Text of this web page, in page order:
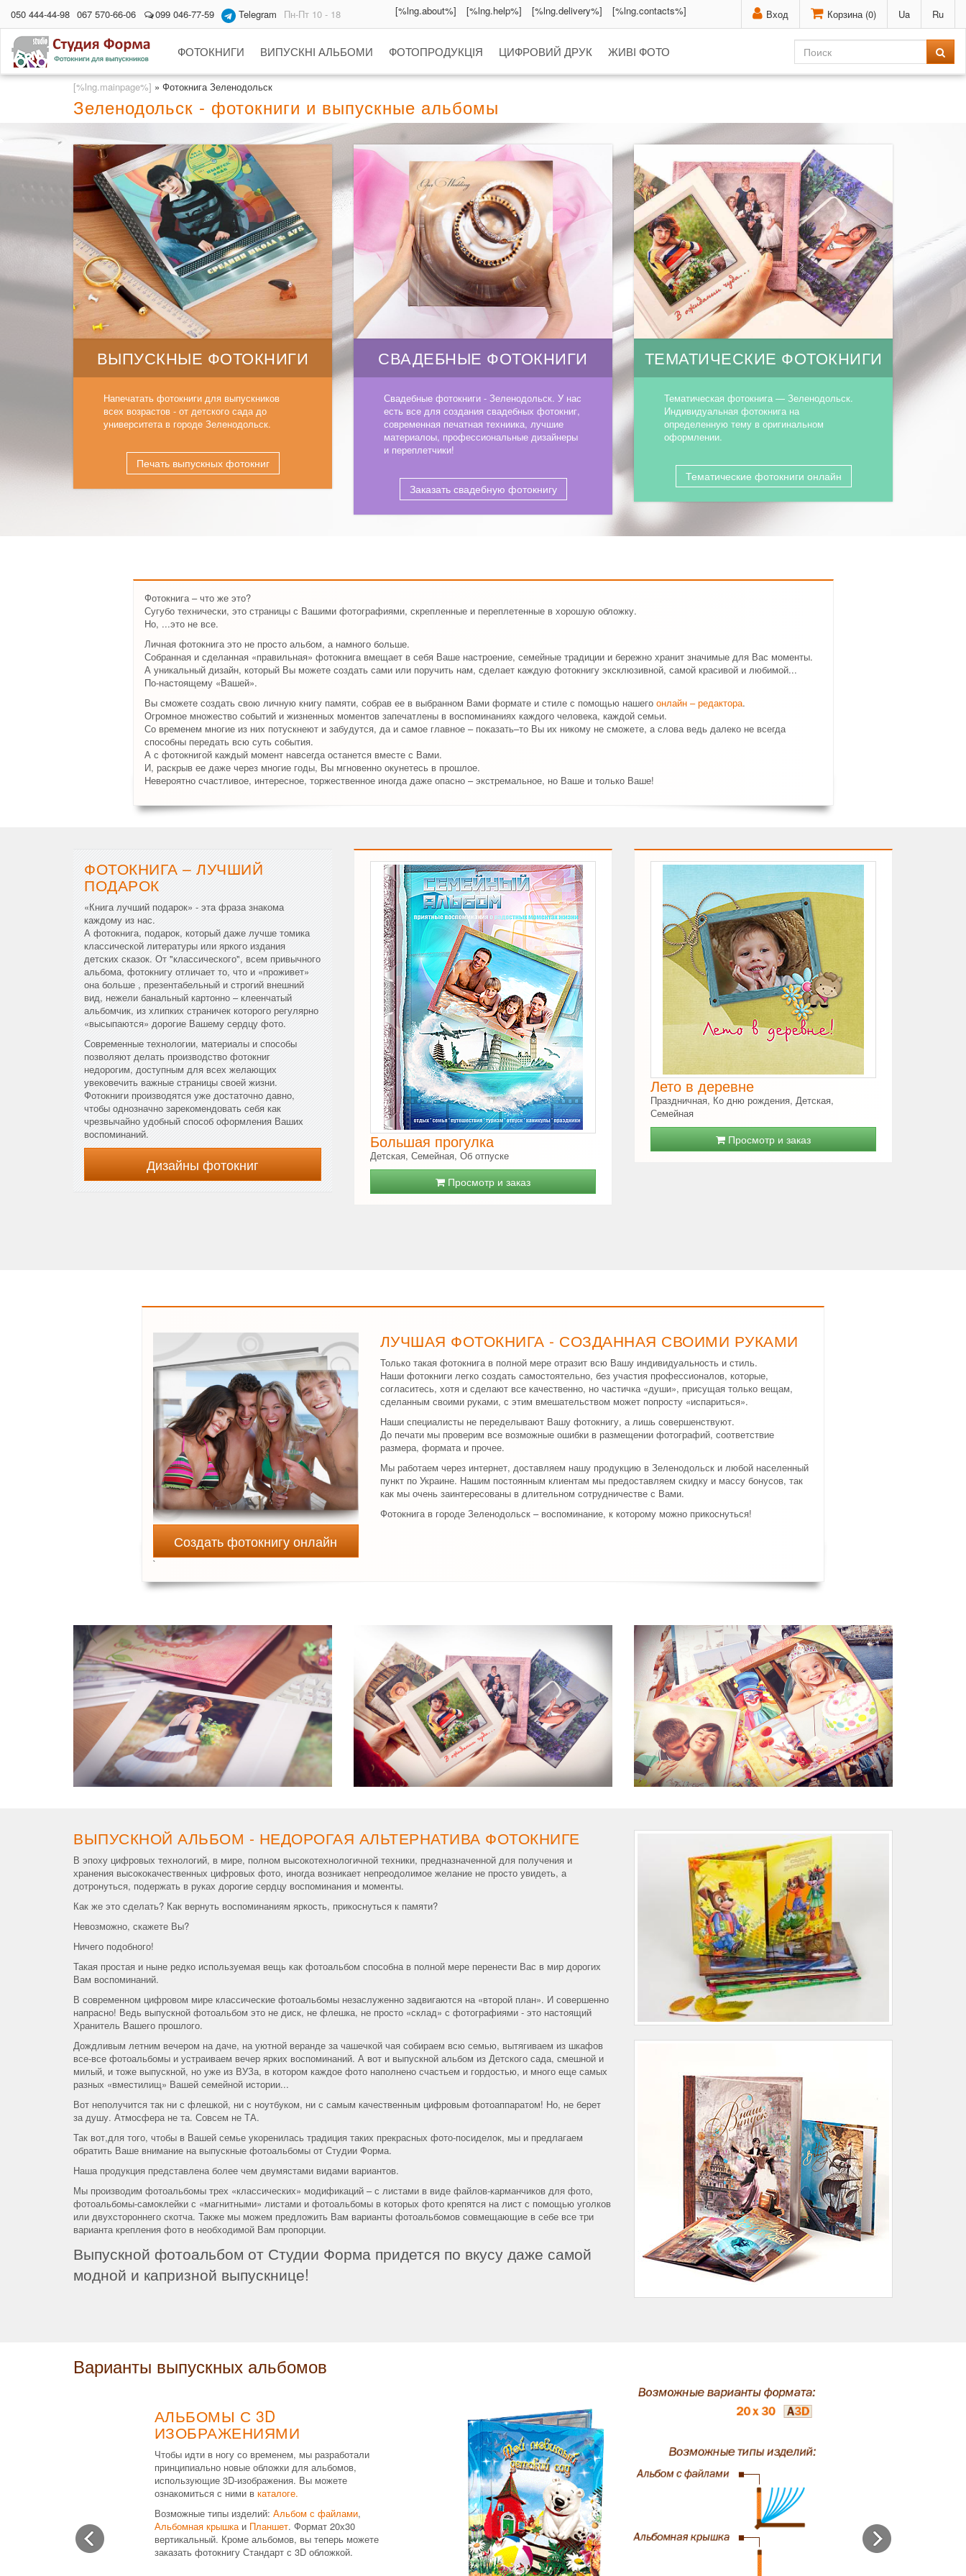
Вход Корзина (0) Ua Ru
050 444-44-98 067 570-66-06 099 046-77-59 Telegram Пн-Пт 10 - 18 [%lng.about%] [%lng.help%] [%lng.delivery%] [%lng.contacts%]
ФОТОКНИГИ ВИПУСКНІ АЛЬБОМИ ФОТОПРОДУКЦІЯ ЦИФРОВИЙ ДРУК ЖИВІ ФОТО
[%lng.mainpage%] » Фотокнига Зеленодольск
Зеленодольск - фотокниги и выпускные альбомы
ВЫПУСКНЫЕ ФОТОКНИГИ
Напечатать фотокниги для выпускников
всех возрастов - от детского сада до
университета в городе Зеленодольск.
Печать выпускных фотокниг
СВАДЕБНЫЕ ФОТОКНИГИ
Свадебные фотокниги - Зеленодольск. У нас
есть все для создания свадебных фотокниг,
современная печатная техниика, лучшие
материалоы, профессиональные дизайнеры
и переплетчики!
Заказать свадебную фотокнигу
ТЕМАТИЧЕСКИЕ ФОТОКНИГИ
Тематическая фотокнига — Зеленодольск.
Индивидуальная фотокнига на
определенную тему в оригинальном
оформлении.
Тематические фотокниги онлайн
Фотокнига – что же это?
Сугубо технически, это страницы с Вашими фотографиями, скрепленные и переплетенные в хорошую обложку.
Но, ...это не все.
Личная фотокнига это не просто альбом, а намного больше.
Собранная и сделанная «правильная» фотокнига вмещает в себя Ваше настроение, семейные традиции и бережно хранит значимые для Вас моменты.
А уникальный дизайн, который Вы можете создать сами или поручить нам, сделает каждую фотокнигу эксклюзивной, самой красивой и любимой...
По-настоящему «Вашей».
Вы сможете создать свою личную книгу памяти, собрав ее в выбранном Вами формате и стиле с помощью нашего онлайн – редактора.
Огромное множество событий и жизненных моментов запечатлены в воспоминаниях каждого человека, каждой семьи.
Со временем многие из них потускнеют и забудутся, да и самое главное – показать–то Вы их никому не сможете, а слова ведь далеко не всегда
способны передать всю суть события.
А с фотокнигой каждый момент навсегда останется вместе с Вами.
И, раскрыв ее даже через многие годы, Вы мгновенно окунетесь в прошлое.
Невероятно счастливое, интересное, торжественное иногда даже опасно – экстремальное, но Ваше и только Ваше!
ФОТОКНИГА – ЛУЧШИЙ
ПОДАРОК
«Книга лучший подарок» - эта фраза знакома
каждому из нас.
А фотокнига, подарок, который даже лучше томика
классической литературы или яркого издания
детских сказок. От "классического", всем привычного
альбома, фотокнигу отличает то, что и «проживет»
она больше , презентабельный и строгий внешний
вид, нежели банальный картонно – клеенчатый
альбомчик, из хлипких страничек которого регулярно
«высыпаются» дорогие Вашему сердцу фото.
Современные технологии, материалы и способы
позволяют делать производство фотокниг
недорогим, доступным для всех желающих
увековечить важные страницы своей жизни.
Фотокниги производятся уже достаточно давно,
чтобы однозначно зарекомендовать себя как
чрезвычайно удобный способ оформления Ваших
воспоминаний.
Дизайны фотокниг
Большая прогулка
Детская, Семейная, Об отпуске
Просмотр и заказ
Лето в деревне
Праздничная, Ко дню рождения, Детская,
Семейная
Просмотр и заказ
Создать фотокнигу онлайн
`
ЛУЧШАЯ ФОТОКНИГА - СОЗДАННАЯ СВОИМИ РУКАМИ
Только такая фотокнига в полной мере отразит всю Вашу индивидуальность и стиль.
Наши фотокниги легко создать самостоятельно, без участия профессионалов, которые,
согласитесь, хотя и сделают все качественно, но частичка «души», присущая только вещам,
сделанным своими руками, с этим вмешательством может попросту «испариться».
Наши специалисты не переделывают Вашу фотокнигу, а лишь совершенствуют.
До печати мы проверим все возможные ошибки в размещении фотографий, соответствие
размера, формата и прочее.
Мы работаем через интернет, доставляем нашу продукцию в Зеленодольск и любой населенный
пункт по Украине. Нашим постоянным клиентам мы предоставляем скидку и массу бонусов, так
как мы очень заинтересованы в длительном сотрудничестве с Вами.
Фотокнига в городе Зеленодольск – воспоминание, к которому можно прикоснуться!
ВЫПУСКНОЙ АЛЬБОМ - НЕДОРОГАЯ АЛЬТЕРНАТИВА ФОТОКНИГЕ
В эпоху цифровых технологий, в мире, полном высокотехнологичной техники, предназначенной для получения и
хранения высококачественных цифровых фото, иногда возникает непреодолимое желание не просто увидеть, а
дотронуться, подержать в руках дорогие сердцу воспоминания и моменты.
Как же это сделать? Как вернуть воспоминаниям яркость, прикоснуться к памяти?
Невозможно, скажете Вы?
Ничего подобного!
Такая простая и ныне редко используемая вещь как фотоальбом способна в полной мере перенести Вас в мир дорогих
Вам воспоминаний.
В современном цифровом мире классические фотоальбомы незаслуженно задвигаются на «второй план». И совершенно
напрасно! Ведь выпускной фотоальбом это не диск, не флешка, не просто «склад» с фотографиями - это настоящий
Хранитель Вашего прошлого.
Дождливым летним вечером на даче, на уютной веранде за чашечкой чая собираем всю семью, вытягиваем из шкафов
все-все фотоальбомы и устраиваем вечер ярких воспоминаний. А вот и выпускной альбом из Детского сада, смешной и
милый, и тоже выпускной, но уже из ВУЗа, в котором каждое фото наполнено счастьем и гордостью, и много еще самых
разных «вместилищ» Вашей семейной истории...
Вот неполучится так ни с флешкой, ни с ноутбуком, ни с самым качественным цифровым фотоаппаратом! Но, не берет
за душу. Атмосфера не та. Совсем не ТА.
Так вот,для того, чтобы в Вашей семье укоренилась традиция таких прекрасных фото-посиделок, мы и предлагаем
обратить Ваше внимание на выпускные фотоальбомы от Студии Форма.
Наша продукция представлена более чем двумястами видами вариантов.
Мы производим фотоальбомы трех «классических» модификаций – с листами в виде файлов-карманчиков для фото,
фотоальбомы-самоклейки с «магнитными» листами и фотоальбомы в которых фото крепятся на лист с помощью уголков
или двухстороннего скотча. Также мы можем предложить Вам варианты фотоальбомов совмещающие в себе все три
варианта крепления фото в необходимой Вам пропорции.
Выпускной фотоальбом от Студии Форма придется по вкусу даже самой
модной и капризной выпускнице!
Варианты выпускных альбомов
АЛЬБОМЫ С 3D
ИЗОБРАЖЕНИЯМИ
Чтобы идти в ногу со временем, мы разработали
принципиально новые обложки для альбомов,
использующие 3D-изображения. Вы можете
ознакомиться с ними в каталоге.
Возможные типы изделий: Альбом с файлами,
Альбомная крышкаи Планшет. Формат 20х30
вертикальный. Кроме альбомов, вы теперь можете
заказать фотокнигу Стандарт с 3D обложкой.